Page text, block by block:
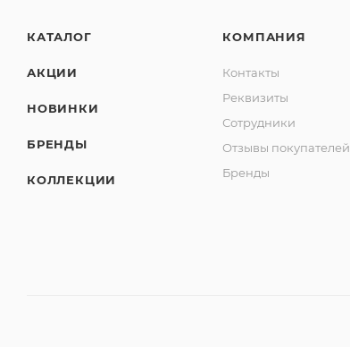
КАТАЛОГ
АКЦИИ
НОВИНКИ
БРЕНДЫ
КОЛЛЕКЦИИ
КОМПАНИЯ
Контакты
Реквизиты
Сотрудники
Отзывы покупателей
Бренды